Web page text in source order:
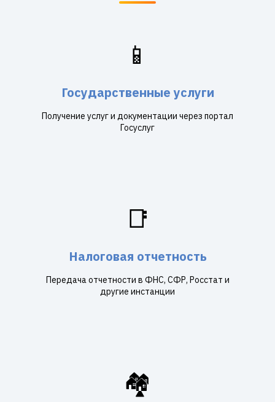
📱
Государственные услуги
Получение услуг и документации через портал
Госуслуг
📑
Налоговая отчетность
Передача отчетности в ФНС, СФР, Росстат и
другие инстанции
🏘️